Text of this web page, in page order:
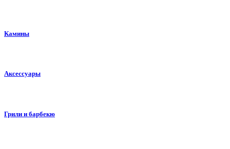
Камины
Аксессуары
Грили и барбекю